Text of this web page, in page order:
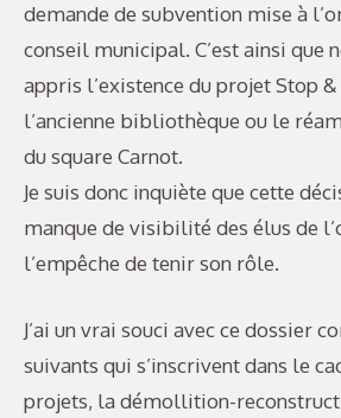
demande de subvention mise à
conseil municipal. C’est ainsi que
appris l’existence du projet Stop
l’ancienne bibliothèque ou le
du square Carnot.
Je suis donc inquiète que cette
manque de visibilité des élus de
l’empêche de tenir son rôle.
J’ai un vrai souci avec ce dossier
suivants qui s’inscrivent dans le
projets, la démollition-